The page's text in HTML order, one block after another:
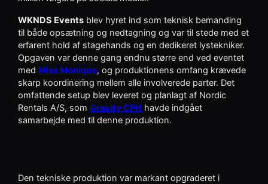
WKNDS Events blev hyret ind som teknisk bemanding
til både opsætning og nedtagning og var til stede med et
erfarent hold af stagehands og en dedikeret lystekniker.
Opgaven var denne gang endnu større end ved eventet
med Miss Monique, og produktionens omfang krævede
skarp koordinering mellem alle involverede parter. Det
omfattende setup blev leveret og planlagt af Nordic
Rentals A/S, somGravity CPH havde indgået
samarbejde med til denne produktion.
Den tekniske produktion var markant opgraderet i